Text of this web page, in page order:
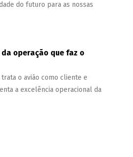
do futuro para as nossas
operação que faz o
o avião como cliente e
a excelência operacional da